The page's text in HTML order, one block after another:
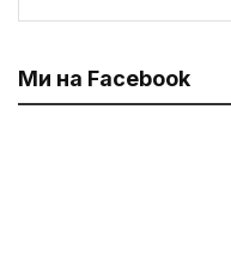
Ми на Facebook